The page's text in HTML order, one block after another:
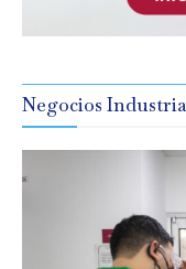
Negocios